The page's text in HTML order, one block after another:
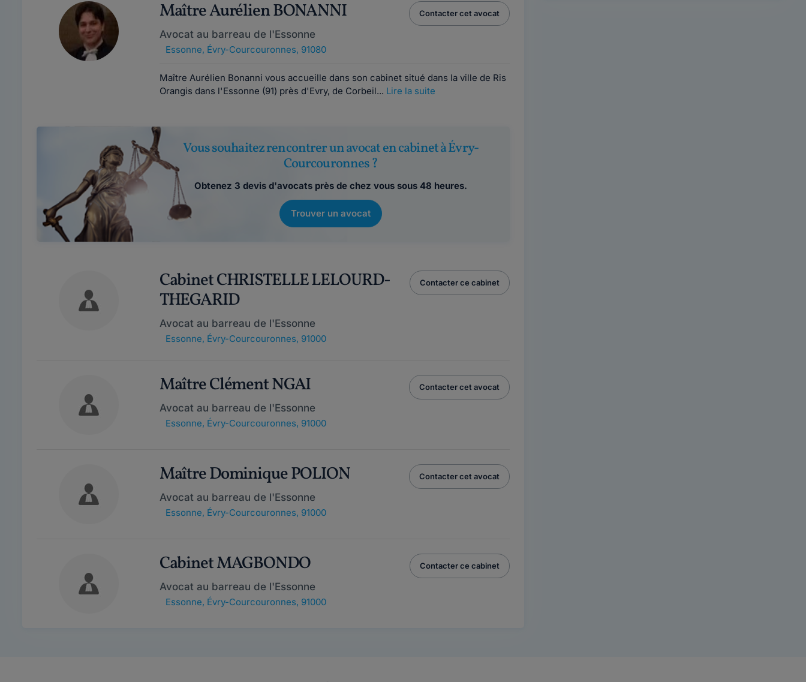
Maître Aurélien BONANNI
Avocat au barreau de l'Essonne
Essonne, Évry-Courcouronnes, 91080
Contacter cet avocat
Maître Aurélien Bonanni vous accueille dans son cabinet situé dans la ville de Ris
Orangis dans l'Essonne (91) près d'Evry, de Corbeil... Lire la suite
Vous souhaitez rencontrer un avocat en cabinet à Évry-
Courcouronnes ?
Obtenez 3 devis d'avocats près de chez vous sous 48 heures.
Trouver un avocat
Cabinet CHRISTELLE LELOURD-
THEGARID
Avocat au barreau de l'Essonne
Essonne, Évry-Courcouronnes, 91000
Contacter ce cabinet
Maître Clément NGAI
Avocat au barreau de l'Essonne
Essonne, Évry-Courcouronnes, 91000
Contacter cet avocat
Maître Dominique POLION
Avocat au barreau de l'Essonne
Essonne, Évry-Courcouronnes, 91000
Contacter cet avocat
Cabinet MAGBONDO
Avocat au barreau de l'Essonne
Essonne, Évry-Courcouronnes, 91000
Contacter ce cabinet